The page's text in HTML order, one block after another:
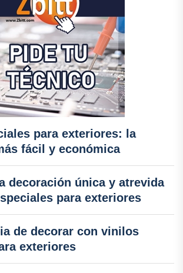
para exteriores: la
fácil y económica
decoración única y atrevida
para exteriores
de decorar con vinilos
exteriores